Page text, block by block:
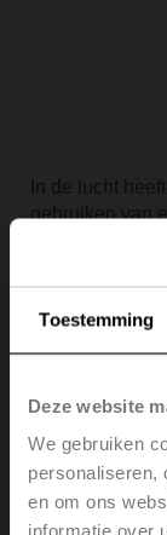
Toestemming
Deze website
We gebruiken
personaliseren,
en om ons
informatie over
In de lucht
gebruiken van
technologieën
energiebron. In
Valve™ een
transparantie
Lees